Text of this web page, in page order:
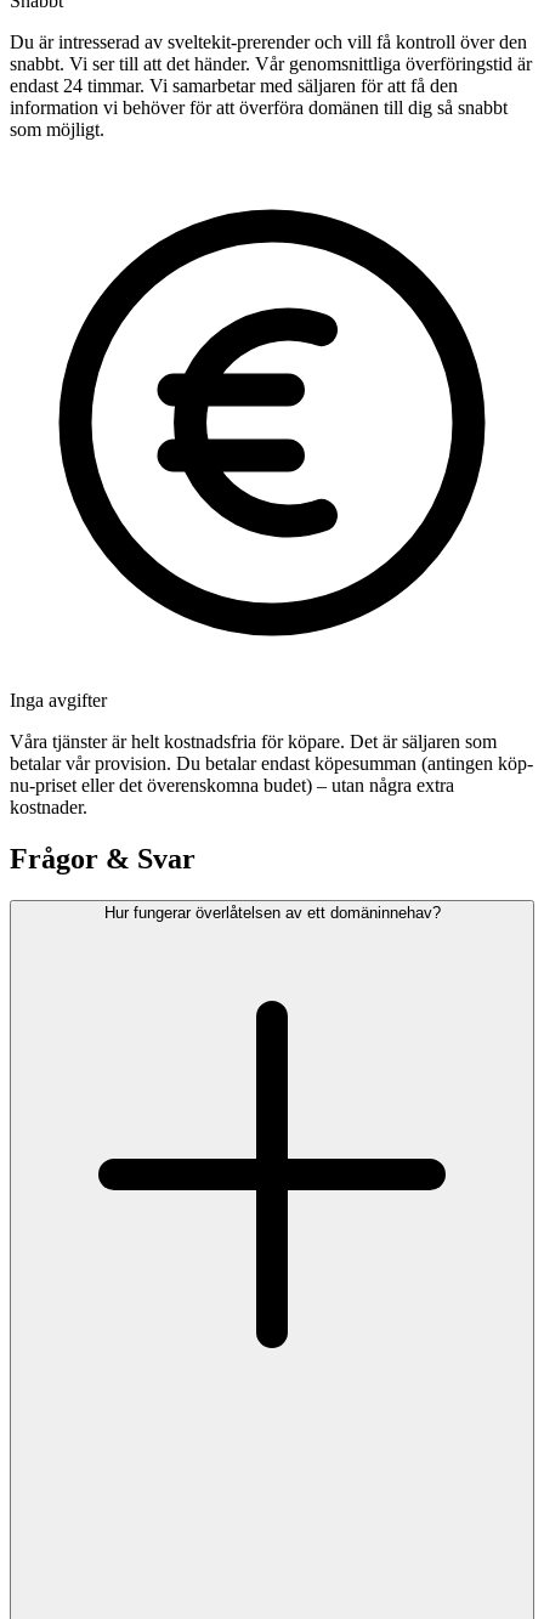
Du är intresserad av sveltekit-prerender och vill få kontroll över den
snabbt. Vi ser till att det händer. Vår genomsnittliga överföringstid är
endast 24 timmar. Vi samarbetar med säljaren för att få den
information vi behöver för att överföra domänen till dig så snabbt
som möjligt.
Inga avgifter
Våra tjänster är helt kostnadsfria för köpare. Det är säljaren som
betalar vår provision. Du betalar endast köpesumman (antingen köp-
nu-priset eller det överenskomna budet) – utan några extra
kostnader.
Frågor & Svar
Hur fungerar överlåtelsen av ett domäninnehav?